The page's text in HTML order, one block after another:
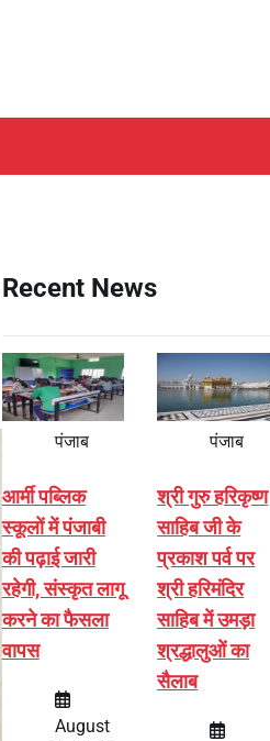
Recent News
पंजाब
आर्मी पब्लिक
स्कूलों में पंजाबी
की पढ़ाई जारी
रहेगी, संस्कृत लागू
करने का फैसला
वापस
August
पंजाब
श्री गुरु हरिकृष्ण
साहिब जी के
प्रकाश पर्व पर
श्री हरिमंदिर
साहिब में उमड़ा
श्रद्धालुओं का
सैलाब